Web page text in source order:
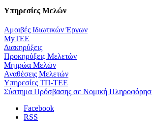
Υπηρεσίες Μελών
Αμοιβές Ιδιωτικών Έργων
MyTEE
Διακηρύξεις
Προκηρύξεις Μελετών
Μητρώα Μελών
Αναθέσεις Μελετών
Υπηρεσίες ΤΠ-ΤΕΕ
Σύστημα Πρόσβασης σε Νομική
Facebook
RSS